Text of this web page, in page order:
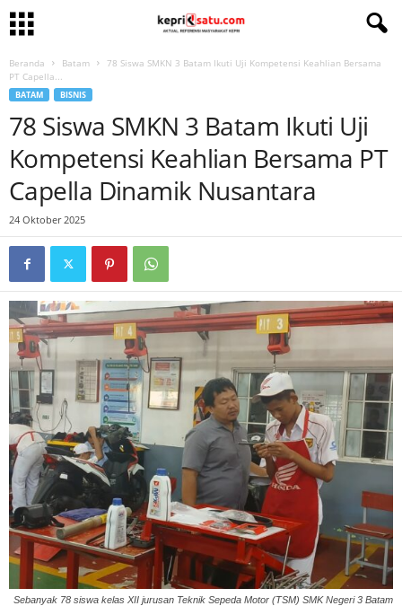
Beranda Batam
78 Siswa SMKN 3 Batam Ikuti Uji Kompetensi Keahlian Bersama
PT Capella...
BATAM BISNIS
78 Siswa SMKN 3 Batam Ikuti Uji
Kompetensi Keahlian Bersama PT
Capella Dinamik Nusantara
24 Oktober 2025
Sebanyak 78 siswa kelas XII jurusan Teknik Sepeda Motor (TSM) SMK Negeri 3 Batam